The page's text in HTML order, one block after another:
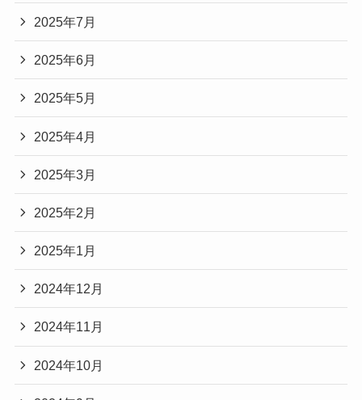
2025年7月
2025年6月
2025年5月
2025年4月
2025年3月
2025年2月
2025年1月
2024年12月
2024年11月
2024年10月